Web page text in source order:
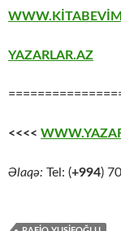
YAZARLAR.AZ
<<<<
Əlaqə: Tel: (+994)